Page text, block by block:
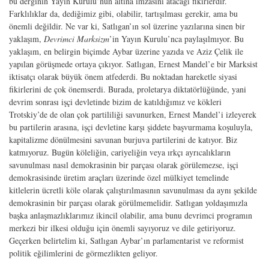
Farklılıklar da, dediğimiz gibi, olabilir, tartışılması gerekir, ama bu
önemli değildir. Ne var ki, Satlıgan’ın sol üzerine yazılarına sinen bir
yaklaşım, Devrimci Marksizm’in Yayın Kurulu’nca paylaşılmıyor. Bu
yaklaşım, en belirgin biçimde Aybar üzerine yazıda ve Aziz Çelik ile
yapılan görüşmede ortaya çıkıyor. Satlıgan, Ernest Mandel’e bir Marksist
iktisatçı olarak büyük önem atfederdi. Bu noktadan hareketle siyasi
fikirlerini de çok önemserdi. Burada, proletarya diktatörlüğünde, yani
devrim sonrası işçi devletinde bizim de katıldığımız ve kökleri
Trotskiy’de de olan çok partililiği savunurken, Ernest Mandel’i izleyerek
bu partilerin arasına, işçi devletine karşı şiddete başvurmama koşuluyla,
kapitalizme dönülmesini savunan burjuva partilerini de katıyor. Biz
katmıyoruz. Bugün köleliğin, cariyeliğin veya ırkçı ayrıcalıkların
savunulması nasıl demokrasinin bir parçası olarak görülemezse, işçi
demokrasisinde üretim araçları üzerinde özel mülkiyet temelinde
kitlelerin ücretli köle olarak çalıştırılmasının savunulması da aynı şekilde
demokrasinin bir parçası olarak görülmemelidir. Satlıgan yoldaşımızla
başka anlaşmazlıklarımız ikincil olabilir, ama bunu devrimci programın
merkezi bir ilkesi olduğu için önemli sayıyoruz ve dile getiriyoruz.
Geçerken belirtelim ki, Satlıgan Aybar’ın parlamentarist ve reformist
politik eğilimlerini de görmezlikten geliyor.